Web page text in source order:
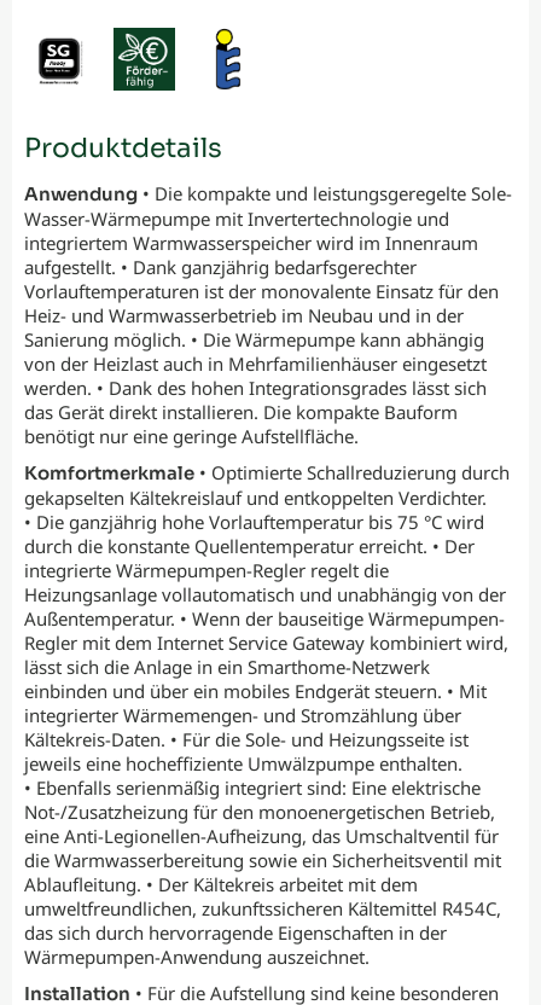
Produktdetails
Anwendung • Die kompakte und leistungsgeregelte Sole-
Wasser-Wärmepumpe mit Invertertechnologie und
integriertem Warmwasserspeicher wird im Innenraum
aufgestellt. • Dank ganzjährig bedarfsgerechter
Vorlauftemperaturen ist der monovalente Einsatz für den
Heiz- und Warmwasserbetrieb im Neubau und in der
Sanierung möglich. • Die Wärmepumpe kann abhängig
von der Heizlast auch in Mehrfamilienhäuser eingesetzt
werden. • Dank des hohen Integrationsgrades lässt sich
das Gerät direkt installieren. Die kompakte Bauform
benötigt nur eine geringe Aufstellfläche.
Komfortmerkmale • Optimierte Schallreduzierung durch
gekapselten Kältekreislauf und entkoppelten Verdichter.
• Die ganzjährig hohe Vorlauftemperatur bis 75 °C wird
durch die konstante Quellentemperatur erreicht. • Der
integrierte Wärmepumpen-Regler regelt die
Heizungsanlage vollautomatisch und unabhängig von der
Außentemperatur. • Wenn der bauseitige Wärmepumpen-
Regler mit dem Internet Service Gateway kombiniert wird,
lässt sich die Anlage in ein Smarthome-Netzwerk
einbinden und über ein mobiles Endgerät steuern. • Mit
integrierter Wärmemengen- und Stromzählung über
Kältekreis-Daten. • Für die Sole- und Heizungsseite ist
jeweils eine hocheffiziente Umwälzpumpe enthalten.
• Ebenfalls serienmäßig integriert sind: Eine elektrische
Not-/Zusatzheizung für den monoenergetischen Betrieb,
eine Anti-Legionellen-Aufheizung, das Umschaltventil für
die Warmwasserbereitung sowie ein Sicherheitsventil mit
Ablaufleitung. • Der Kältekreis arbeitet mit dem
umweltfreundlichen, zukunftssicheren Kältemittel R454C,
das sich durch hervorragende Eigenschaften in der
Wärmepumpen-Anwendung auszeichnet.
Installation • Für die Aufstellung sind keine besonderen